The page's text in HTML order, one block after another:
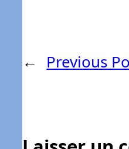
← Previous